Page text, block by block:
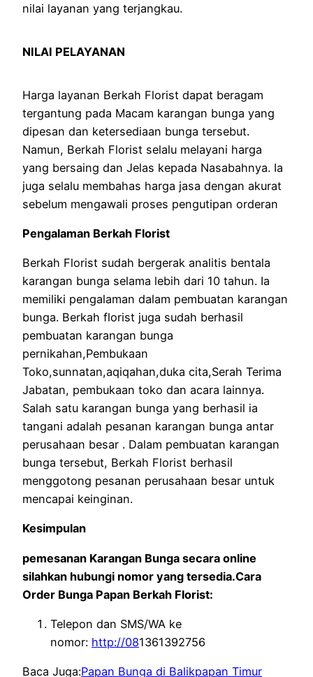
nilai layanan yang terjangkau.
NILAI PELAYANAN
Harga layanan Berkah Florist dapat beragam
tergantung pada Macam karangan bunga yang
dipesan dan ketersediaan bunga tersebut.
Namun, Berkah Florist selalu melayani harga
yang bersaing dan Jelas kepada Nasabahnya. Ia
juga selalu membahas harga jasa dengan akurat
sebelum mengawali proses pengutipan orderan
Pengalaman Berkah Florist
Berkah Florist sudah bergerak analitis bentala
karangan bunga selama lebih dari 10 tahun. Ia
memiliki pengalaman dalam pembuatan karangan
bunga. Berkah florist juga sudah berhasil
pembuatan karangan bunga
pernikahan,Pembukaan
Toko,sunnatan,aqiqahan,duka cita,Serah Terima
Jabatan, pembukaan toko dan acara lainnya.
Salah satu karangan bunga yang berhasil ia
tangani adalah pesanan karangan bunga antar
perusahaan besar . Dalam pembuatan karangan
bunga tersebut, Berkah Florist berhasil
menggotong pesanan perusahaan besar untuk
mencapai keinginan.
Kesimpulan
pemesanan Karangan Bunga secara online
silahkan hubungi nomor yang tersedia.Cara
Order Bunga Papan Berkah Florist:
Telepon dan SMS/WA ke
nomor: http://081361392756
Baca Juga:Papan Bunga di Balikpapan Timur